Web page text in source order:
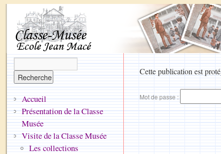
Cette publication est
Mot de passe :
Accueil
Présentation de la Classe
Musée
Visite de la Classe Musée
Les collections